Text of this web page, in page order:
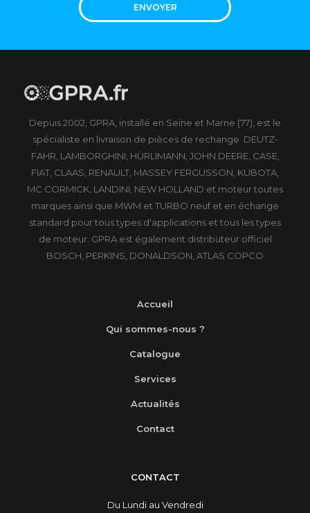
ENVOYER
Depuis 2002, GPRA, installé en Seine et Marne (77), est le
spécialiste en livraison de pièces de rechange DEUTZ-
FAHR, LAMBORGHINI, HÜRLIMANN, JOHN DEERE, CASE,
FIAT, CLAAS, RENAULT, MASSEY FERGUSSON, KUBOTA,
MC CORMICK, LANDINI, NEW HOLLAND et moteur toutes
marques ainsi que MWM et TURBO neuf et en échange
standard pour tous types d'applications et tous les types
de moteur. GPRA est également distributeur officiel
BOSCH, PERKINS, DONALDSON, ATLAS COPCO
Accueil
Qui sommes-nous ?
Catalogue
Services
Actualités
Contact
CONTACT
Du Lundi au Vendredi